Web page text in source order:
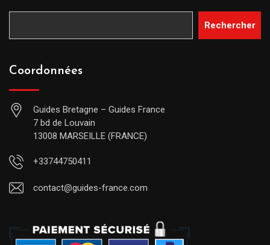
Rechercher
Coordonnées
Guides Bretagne – Guides France
7 bd de Louvain
13008 MARSEILLE (FRANCE)
+33744750411
contact@guides-france.com